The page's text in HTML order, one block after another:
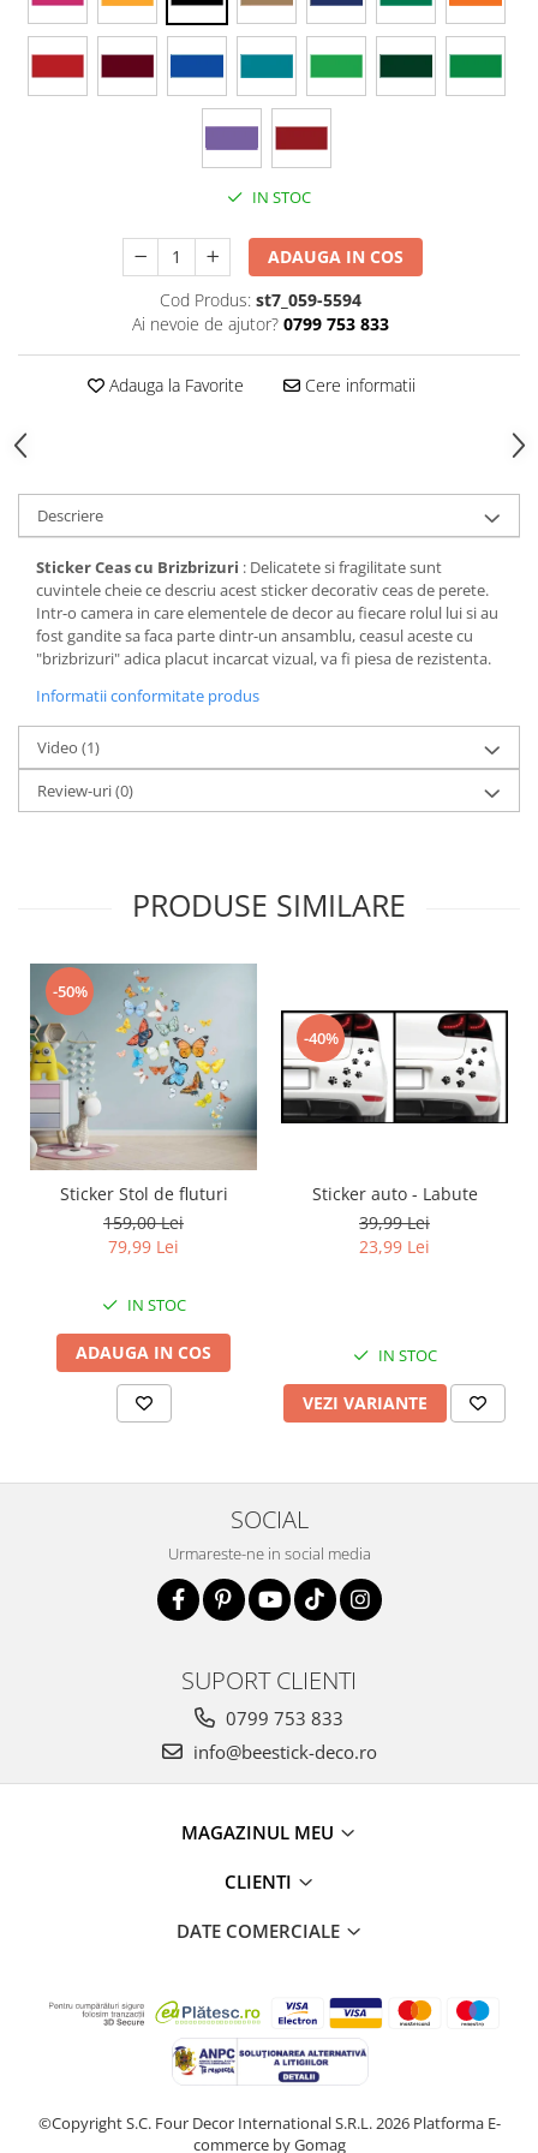
Stickere Walplus ™
Stickere Auto
Stickere pereche
Stickere imprimate
Copii
Stickere cu efect 3D
Stickere PVC
Stickere tip tablou
IN STOC
ADAUGA IN COS
Cod Produs: st7_059-5594
Ai nevoie de ajutor? 0799 753 833
Adauga la Favorite Cere informatii
Descriere
Sticker Ceas cu Brizbrizuri : Delicatete si fragilitate sunt
cuvintele cheie ce descriu acest sticker decorativ ceas de perete.
Intr-o camera in care elementele de decor au fiecare rolul lui si au
fost gandite sa faca parte dintr-un ansamblu, ceasul aceste cu
"brizbrizuri" adica placut incarcat vizual, va fi piesa de rezistenta.
Informatii conformitate produs
Video (1)
Review-uri(0)
PRODUSE SIMILARE
-50%
Sticker Stol de fluturi
159,00 Lei
79,99 Lei
IN STOC
ADAUGA IN COS
-40%
Sticker auto - Labute
39,99 Lei
23,99 Lei
IN STOC
VEZI VARIANTE
SOCIAL
Urmareste-ne in social media
SUPORT CLIENTI
0799 753 833
info@beestick-deco.ro
MAGAZINUL MEU
CLIENTI
DATE COMERCIALE
©Copyright S.C. Four Decor International S.R.L. 2026 Platforma E-
commerce by Gomag